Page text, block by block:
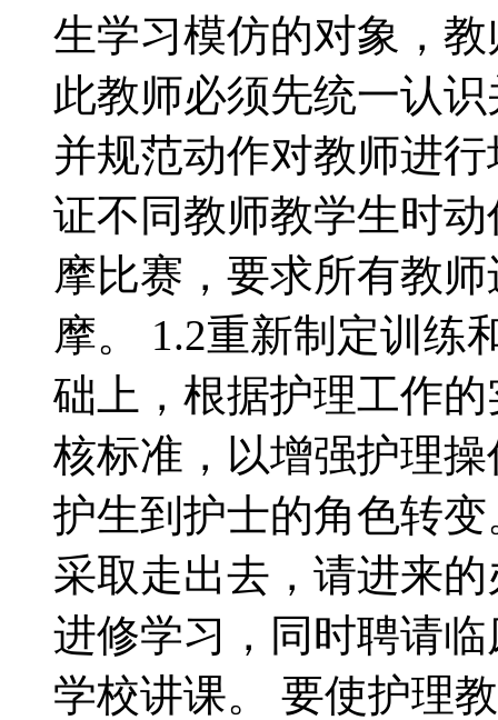
生学习模仿的对象，
此教师必须先统一认
并规范动作对教师进
证不同教师教学生时
摩比赛，要求所有教
摩。 1.2重新制定训练
础上，根据护理工作
核标准，以增强护理
护生到护士的角色转
采取走出去，请进来
进修学习，同时聘请
学校讲课。 要使护理